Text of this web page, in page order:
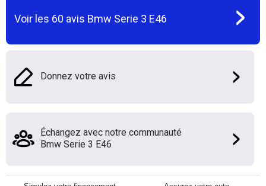
Voir les 60 avis Bmw Serie 3 E46
Donnez votre avis
Échangez avec notre communauté
Bmw Serie 3 E46